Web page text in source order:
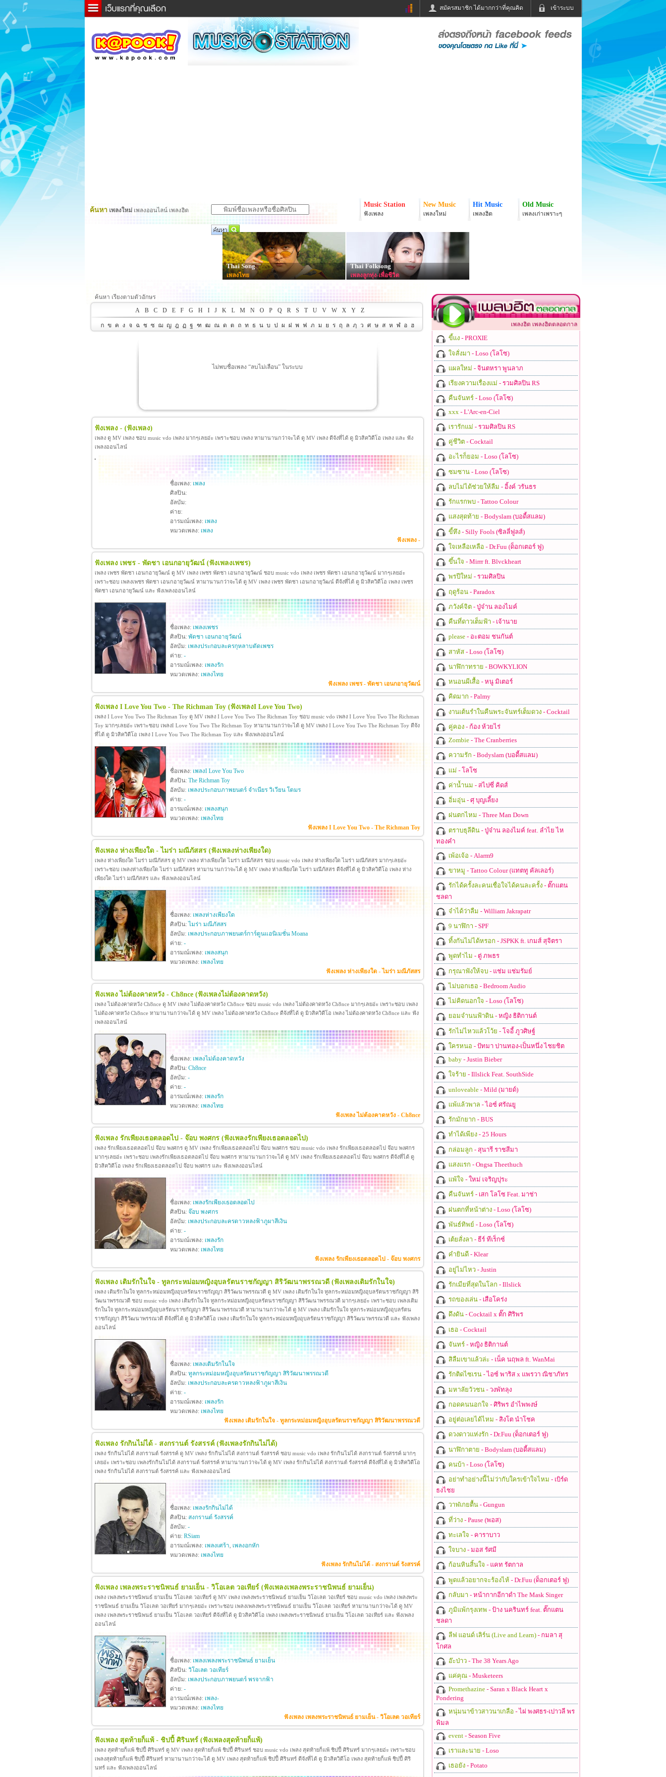
เข้าระบบ
สมัครสมาชิก ได้มากกว่าที่คุณคิด
ข่าวด่วน ข่าวสั้น
ละคร
หนังใหม่
ฟังวิทยุออนไลน์
หมากรุกไทย
Email
ค้นหา เพลงใหม่ เพลงออนไลน์ เพลงฮิต
Music Station
ฟังเพลง
New Music
เพลงใหม่
Hit Music
เพลงฮิต
Old Music
เพลงเก่าเพราะๆ
Thai Song
เพลงไทย
Thai Folksong
เพลงลูกทุ่ง-เพื่อชีวิต
ค้นหา เรียงตามตัวอักษร
A
B C D E F G H I J K L M N O P Q R S T U V W X Y Z
ก ข ค ง จ ฉ ช ซ ฌ ญ ฎ ฏ ฐ ฑ ฒ ณ ด ต ถ ท ธ น บ ป ผ ฝ พ ฟ ภ ม ย ร ฤ ล ฦ ว ศ ษ ส ห ฬ อ ฮ
ไม่พบชื่อเพลง “ลบไม่เลือน” ในระบบ
ฟังเพลง - (ฟังเพลง)
เพลง ดู MV เพลง ชอบ music vdo เพลง มากๆเลยอ่ะ เพราะชอบ เพลง หามานานกว่าจะได้ ดู MV เพลง ดีจังที่ได้ ดู มิวสิควิดีโอ เพลง และ ฟัง
เพลงออนไลน์
ชื่อเพลง: เพลง
ศิลปิน:
อัลบัม:
ค่าย:
อารมณ์เพลง: เพลง
หมวดเพลง: เพลง
ฟังเพลง -
ฟังเพลง เพชร - พัดชา เอนกอายุวัฒน์ (ฟังเพลงเพชร)
เพลง เพชร พัดชา เอนกอายุวัฒน์ ดู MV เพลง เพชร พัดชา เอนกอายุวัฒน์ ชอบ music vdo เพลง เพชร พัดชา เอนกอายุวัฒน์ มากๆเลยอ่ะ
เพราะชอบ เพลงเพชร พัดชา เอนกอายุวัฒน์ หามานานกว่าจะได้ ดู MV เพลง เพชร พัดชา เอนกอายุวัฒน์ ดีจังที่ได้ ดู มิวสิควิดีโอ เพลง เพชร
พัดชา เอนกอายุวัฒน์ และ ฟังเพลงออนไลน์
ชื่อเพลง: เพลงเพชร
ศิลปิน: พัดชา เอนกอายุวัฒน์
อัลบัม: เพลงประกอบละครกุหลาบตัดเพชร
ค่าย: -
อารมณ์เพลง: เพลงรัก
หมวดเพลง: เพลงไทย
ฟังเพลง เพชร - พัดชา เอนกอายุวัฒน์
ฟังเพลง I Love You Two - The Richman Toy (ฟังเพลงI Love You Two)
เพลง I Love You Two The Richman Toy ดู MV เพลง I Love You Two The Richman Toy ชอบ music vdo เพลง I Love You Two The Richman
Toy มากๆเลยอ่ะ เพราะชอบ เพลงI Love You Two The Richman Toy หามานานกว่าจะได้ ดู MV เพลง I Love You Two The Richman Toy ดีจัง
ที่ได้ ดู มิวสิควิดีโอ เพลง I Love You Two The Richman Toy และ ฟังเพลงออนไลน์
ชื่อเพลง: เพลงI Love You Two
ศิลปิน: The Richman Toy
อัลบัม: เพลงประกอบภาพยนตร์ จำเนียร วิเวียน โตมร
ค่าย: -
อารมณ์เพลง: เพลงสนุก
หมวดเพลง: เพลงไทย
ฟังเพลง I Love You Two - The Richman Toy
ฟังเพลง ห่างเพียงใด - ไมร่า มณีภัสสร (ฟังเพลงห่างเพียงใด)
เพลง ห่างเพียงใด ไมร่า มณีภัสสร ดู MV เพลง ห่างเพียงใด ไมร่า มณีภัสสร ชอบ music vdo เพลง ห่างเพียงใด ไมร่า มณีภัสสร มากๆเลยอ่ะ
เพราะชอบ เพลงห่างเพียงใด ไมร่า มณีภัสสร หามานานกว่าจะได้ ดู MV เพลง ห่างเพียงใด ไมร่า มณีภัสสร ดีจังที่ได้ ดู มิวสิควิดีโอ เพลง ห่าง
เพียงใด ไมร่า มณีภัสสร และ ฟังเพลงออนไลน์
ชื่อเพลง: เพลงห่างเพียงใด
ศิลปิน: ไมร่า มณีภัสสร
อัลบัม: เพลงประกอบภาพยนตร์การ์ตูนแอนิเมชั่น Moana
ค่าย: -
อารมณ์เพลง: เพลงสนุก
หมวดเพลง: เพลงไทย
ฟังเพลง ห่างเพียงใด - ไมร่า มณีภัสสร
ฟังเพลง ไม่ต้องคาดหวัง - Ch8nce (ฟังเพลงไม่ต้องคาดหวัง)
เพลง ไม่ต้องคาดหวัง Ch8nce ดู MV เพลง ไม่ต้องคาดหวัง Ch8nce ชอบ music vdo เพลง ไม่ต้องคาดหวัง Ch8nce มากๆเลยอ่ะ เพราะชอบ เพลง
ไม่ต้องคาดหวัง Ch8nce หามานานกว่าจะได้ ดู MV เพลง ไม่ต้องคาดหวัง Ch8nce ดีจังที่ได้ ดู มิวสิควิดีโอ เพลง ไม่ต้องคาดหวัง Ch8nce และ ฟัง
เพลงออนไลน์
ชื่อเพลง: เพลงไม่ต้องคาดหวัง
ศิลปิน: Ch8nce
อัลบัม: -
ค่าย: -
อารมณ์เพลง: เพลงรัก
หมวดเพลง: เพลงไทย
ฟังเพลง ไม่ต้องคาดหวัง - Ch8nce
ฟังเพลง รักเพียงเธอตลอดไป - จ๊อบ พงศกร (ฟังเพลงรักเพียงเธอตลอดไป)
เพลง รักเพียงเธอตลอดไป จ๊อบ พงศกร ดู MV เพลง รักเพียงเธอตลอดไป จ๊อบ พงศกร ชอบ music vdo เพลง รักเพียงเธอตลอดไป จ๊อบ พงศกร
มากๆเลยอ่ะ เพราะชอบ เพลงรักเพียงเธอตลอดไป จ๊อบ พงศกร หามานานกว่าจะได้ ดู MV เพลง รักเพียงเธอตลอดไป จ๊อบ พงศกร ดีจังที่ได้ ดู
มิวสิควิดีโอ เพลง รักเพียงเธอตลอดไป จ๊อบ พงศกร และ ฟังเพลงออนไลน์
ชื่อเพลง: เพลงรักเพียงเธอตลอดไป
ศิลปิน: จ๊อบ พงศกร
อัลบัม: เพลงประกอบละครดาวหลงฟ้าภูผาสีเงิน
ค่าย: -
อารมณ์เพลง: เพลงรัก
หมวดเพลง: เพลงไทย
ฟังเพลง รักเพียงเธอตลอดไป - จ๊อบ พงศกร
ฟังเพลง เติมรักในใจ - ทูลกระหม่อมหญิงอุบลรัตนราชกัญญา สิริวัฒนาพรรณวดี (ฟังเพลงเติมรักในใจ)
เพลง เติมรักในใจ ทูลกระหม่อมหญิงอุบลรัตนราชกัญญา สิริวัฒนาพรรณวดี ดู MV เพลง เติมรักในใจ ทูลกระหม่อมหญิงอุบลรัตนราชกัญญา สิริ
วัฒนาพรรณวดี ชอบ music vdo เพลง เติมรักในใจ ทูลกระหม่อมหญิงอุบลรัตนราชกัญญา สิริวัฒนาพรรณวดี มากๆเลยอ่ะ เพราะชอบ เพลงเติม
รักในใจ ทูลกระหม่อมหญิงอุบลรัตนราชกัญญา สิริวัฒนาพรรณวดี หามานานกว่าจะได้ ดู MV เพลง เติมรักในใจ ทูลกระหม่อมหญิงอุบลรัตน
ราชกัญญา สิริวัฒนาพรรณวดี ดีจังที่ได้ ดู มิวสิควิดีโอ เพลง เติมรักในใจ ทูลกระหม่อมหญิงอุบลรัตนราชกัญญา สิริวัฒนาพรรณวดี และ ฟังเพลง
ออนไลน์
ชื่อเพลง: เพลงเติมรักในใจ
ศิลปิน: ทูลกระหม่อมหญิงอุบลรัตนราชกัญญา สิริวัฒนาพรรณวดี
อัลบัม: เพลงประกอบละครดาวหลงฟ้าภูผาสีเงิน
ค่าย: -
อารมณ์เพลง: เพลงรัก
หมวดเพลง: เพลงไทย
ฟังเพลง เติมรักในใจ - ทูลกระหม่อมหญิงอุบลรัตนราชกัญญา สิริวัฒนาพรรณวดี
ฟังเพลง รักกินไม่ได้ - สงกรานต์ รังสรรค์ (ฟังเพลงรักกินไม่ได้)
เพลง รักกินไม่ได้ สงกรานต์ รังสรรค์ ดู MV เพลง รักกินไม่ได้ สงกรานต์ รังสรรค์ ชอบ music vdo เพลง รักกินไม่ได้ สงกรานต์ รังสรรค์ มากๆ
เลยอ่ะ เพราะชอบ เพลงรักกินไม่ได้ สงกรานต์ รังสรรค์ หามานานกว่าจะได้ ดู MV เพลง รักกินไม่ได้ สงกรานต์ รังสรรค์ ดีจังที่ได้ ดู มิวสิควิดีโอ
เพลง รักกินไม่ได้ สงกรานต์ รังสรรค์ และ ฟังเพลงออนไลน์
ชื่อเพลง: เพลงรักกินไม่ได้
ศิลปิน: สงกรานต์ รังสรรค์
อัลบัม: -
ค่าย: RSiam
อารมณ์เพลง: เพลงเศร้า, เพลงอกหัก
หมวดเพลง: เพลงไทย
ฟังเพลง รักกินไม่ได้ - สงกรานต์ รังสรรค์
ฟังเพลง เพลงพระราชนิพนธ์ ยามเย็น - วิโอเลต วอเทียร์ (ฟังเพลงเพลงพระราชนิพนธ์ ยามเย็น)
เพลง เพลงพระราชนิพนธ์ ยามเย็น วิโอเลต วอเทียร์ ดู MV เพลง เพลงพระราชนิพนธ์ ยามเย็น วิโอเลต วอเทียร์ ชอบ music vdo เพลง เพลงพระ
ราชนิพนธ์ ยามเย็น วิโอเลต วอเทียร์ มากๆเลยอ่ะ เพราะชอบ เพลงเพลงพระราชนิพนธ์ ยามเย็น วิโอเลต วอเทียร์ หามานานกว่าจะได้ ดู MV
เพลง เพลงพระราชนิพนธ์ ยามเย็น วิโอเลต วอเทียร์ ดีจังที่ได้ ดู มิวสิควิดีโอ เพลง เพลงพระราชนิพนธ์ ยามเย็น วิโอเลต วอเทียร์ และ ฟังเพลง
ออนไลน์
ชื่อเพลง: เพลงเพลงพระราชนิพนธ์ ยามเย็น
ศิลปิน: วิโอเลต วอเทียร์
อัลบัม: เพลงประกอบภาพยนตร์ พรจากฟ้า
ค่าย: -
อารมณ์เพลง: เพลง-
หมวดเพลง: เพลงไทย
ฟังเพลง เพลงพระราชนิพนธ์ ยามเย็น - วิโอเลต วอเทียร์
ฟังเพลง สุดท้ายก็แพ้ - ชิปปี้ ศิรินทร์ (ฟังเพลงสุดท้ายก็แพ้)
เพลง สุดท้ายก็แพ้ ชิปปี้ ศิรินทร์ ดู MV เพลง สุดท้ายก็แพ้ ชิปปี้ ศิรินทร์ ชอบ music vdo เพลง สุดท้ายก็แพ้ ชิปปี้ ศิรินทร์ มากๆเลยอ่ะ เพราะชอบ
เพลงสุดท้ายก็แพ้ ชิปปี้ ศิรินทร์ หามานานกว่าจะได้ ดู MV เพลง สุดท้ายก็แพ้ ชิปปี้ ศิรินทร์ ดีจังที่ได้ ดู มิวสิควิดีโอ เพลง สุดท้ายก็แพ้ ชิปปี้ ศิริ
นทร์ และ ฟังเพลงออนไลน์
เพลงฮิต เพลงฮิตตลอดกาล
ขี้แง- PROXIE
ใจสั่งมา - Loso (โลโซ)
แผลใหม่ - จินตหรา พูนลาภ
เรียงความเรื่องแม่ - รวมศิลปิน RS
คืนจันทร์- Loso (โลโซ)
xxx - L'Arc-en-Ciel
เรารักแม่ - รวมศิลปิน RS
คู่ชีวิต- Cocktail
อะไรก็ยอม - Loso (โลโซ)
ซมซาน- Loso (โลโซ)
ลบไม่ได้ช่วยให้ลืม - อิ้งค์ วรันธร
รักแรกพบ- Tattoo Colour
แสงสุดท้าย - Bodyslam (บอดี้สแลม)
ขี้หึง- Silly Fools (ซิลลี่ฟูลส์)
ใจเหลือเหลือ - Dr.Fuu (ด็อกเตอร์ ฟู)
ขึ้นใจ - Mirrr ft. Blvckheart
พรปีใหม่ - รวมศิลปิน
ฤดูร้อน- Paradox
ภวังค์จิต- ปู่จ๋าน ลองไมค์
คืนที่ดาวเต็มฟ้า - เจ้านาย
please- อะตอม ชนกันต์
สาหัส- Loso (โลโซ)
นาฬิกาทราย - BOWKYLION
หนอนผีเสื้อ - หนู มิเตอร์
คิดมาก - Palmy
งานเต้นรำในคืนพระจันทร์เต็มดวง- Cocktail
คู่คอง- ก้อง ห้วยไร่
Zombie- The Cranberries
ความรัก - Bodyslam (บอดี้สแลม)
แม่ - โลโซ
ค่าน้ำนม - สไปซี่ คิดส์
อิ่มอุ่น- ศุ บุญเลี้ยง
ฝนตกไหม - Three Man Down
ตราบธุลีดิน- ปู่จ๋าน ลองไมค์ feat. ลำไย ไห
ทองคำ
เพ้อเจ้อ - Alarm9
ขาหมู - Tattoo Colour (แทตทู คัลเลอร์)
รักได้ครั้งละคนเชื่อใจได้คนละครั้ง- ตั๊กแตน
ชลดา
จำได้ว่าลืม - William Jakrapatr
9 นาฬิกา - SPF
ทิ้งกันไม่ได้หรอก - JSPKK ft. เกมส์ สุจิตรา
พูดทำไม - ตู่ ภพธร
กรุณาฟังให้จบ- แช่ม แช่มรัมย์
ไม่บอกเธอ - Bedroom Audio
ไม่คิดนอกใจ - Loso (โลโซ)
ยอมจำนนฟ้าดิน- หญิง ธิติกานต์
รักไม่ไหวแล้วโว้ย - โจอี้ ภูวศิษฐ์
ใครหนอ - ปัทมา ปานทอง-เป็นหนึ่ง ไชยชิต
baby- Justin Bieber
ใจร้าย - Illslick Feat. SouthSide
unloveable- Mild (มายด์)
แพ้แล้วพาล - ไอซ์ ศรัณยู
รักมักยาก - BUS
ทำได้เพียง- 25 Hours
กล่อมลูก - สุนารี ราชสีมา
แสงแรก - Ongsa Theethuch
แพ้ใจ - ใหม่ เจริญปุระ
คืนจันทร์- เสก โลโซ Feat. มาช่า
ฝนตกที่หน้าต่าง- Loso (โลโซ)
พันธ์ทิพย์ - Loso (โลโซ)
เต้ยสั่งลา - ธีร์ ทีเร็กซ์
คำยินดี- Klear
อยู่ไม่ไหว- Justin
รักเมียที่สุดในโลก - Illslick
รถของเล่น- เสือโคร่ง
ดึงดัน- Cocktail x ตั๊ก ศิริพร
เธอ - Cocktail
จันทร์- หญิง ธิติกานต์
สิลืมเขาแล้วล่ะ - เน็ค นฤพล ft. WanMai
รักติดไซเรน- ไอซ์ พาริส x แพรวา ณิชาภัทร
มหาลัยวัวชน- วงพัทลุง
กอดคนนอกใจ - ศิริพร อำไพพงษ์
อยู่ต่อเลยได้ไหม - สิงโต นำโชค
ดวงดาวแห่งรัก - Dr.Fuu (ด็อกเตอร์ ฟู)
นาฬิกาตาย - Bodyslam (บอดี้สแลม)
คนบ้า - Loso (โลโซ)
อย่าทำอย่างนี้ไม่ว่ากับใครเข้าใจไหม - เบิร์ด
ธงไชย
วาฬเกยตื้น- Gungun
ที่ว่าง- Pause (พอส)
ทะเลใจ - คาราบาว
ใจบาง- มอส รัศมี
ก้อนหินสิ้นใจ - แคท รัตกาล
พูดแล้วอยากจะร้องไห้- Dr.Fuu (ด็อกเตอร์ ฟู)
กลับมา - หน้ากากอีกาดำ The Mask Singer
ภูมิแพ้กรุงเทพ - ป้าง นครินทร์ feat. ตั๊กแตน
ชลดา
ลีฟ แอนด์ เลิร์น (Live and Learn)- กมลา สุ
โกศล
อ๊ะป่าว- The 38 Years Ago
แค่คุณ- Musketeers
Promethazine- Saran x Black Heart x
Pondering
หนุ่มนาข้าวสาวนาเกลือ - ไผ่ พงศธร-เปาวลี พร
พิมล
event- Season Five
เราและนาย - Loso
เธอยัง- Potato